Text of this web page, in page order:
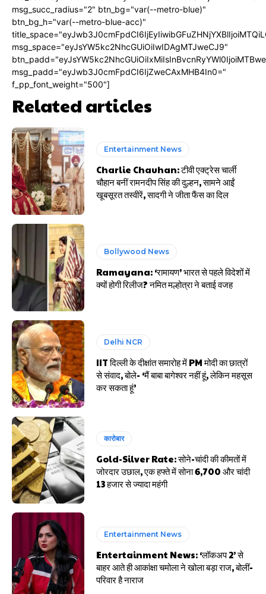
msg_succ_radius="2" btn_bg="var(--metro-blue)"
btn_bg_h="var(--metro-blue-acc)"
msg_space="eyJsYW5kc2NhcGUiOiIwIDAgMTJweCJ9"
msg_padd="eyJwb3J0cmFpdCI6IjZweCAxMHB4In0="
f_pp_font_weight="500"]
Related articles
Entertainment News
Charlie Chauhan: टीवी एक्ट्रेस चार्ली
चौहान बनीं रामनदीप सिंह की दुल्हन, सामने आईं
खूबसूरत तस्वीरें, सादगी ने जीता फैंस का दिल
Bollywood News
Ramayana: ‘रामायण’ भारत से पहले विदेशों में
क्यों होगी रिलीज? नमित मल्होत्रा ने बताई वजह
Delhi NCR
IIT दिल्ली के दीक्षांत समारोह में PM मोदी का छात्रों
से संवाद, बोले- ‘मैं बाबा बागेश्वर नहीं हूं, लेकिन महसूस
कर सकता हूं’
कारोबार
Gold-Silver Rate: सोने-चांदी की कीमतों में
जोरदार उछाल, एक हफ्ते में सोना ₹6,700 और चांदी
₹13 हजार से ज्यादा महंगी
Entertainment News
Entertainment News: ‘लॉकअप 2’ से
बाहर आते ही आकांक्षा चमोला ने खोला बड़ा राज, बोलीं-
परिवार है नाराज